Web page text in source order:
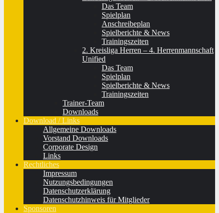
Das Team
Spielplan
Anschreibeplan
Spielberichte & News
Trainingszeiten
2. Kreisliga Herren – 4. Herrenmannschaft
Unified
Das Team
Spielplan
Spielberichte & News
Trainingszeiten
Trainer-Team
Downloads
Download / Links
Allgemeine Downloads
Vorstand Downloads
Corporate Design
Links
Rechtliches
Impressum
Nutzungsbedingungen
Datenschutzerklärung
Datenschutzhinweis für Mitglieder
Sponsoren